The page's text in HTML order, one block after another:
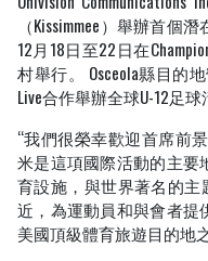
（Kissimmee）舉辦首個
12月18日至22日在
村舉行。 Osceola縣目的地
Live合作舉辦全球U-12足球
“我們很榮幸歡迎首席前
米是這項國際活動的主要
育設施，與世界著名的
近，為運動員和與會者提
美國頂級體育旅遊目的地